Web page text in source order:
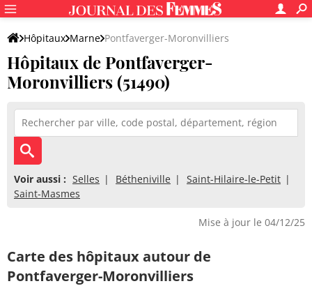
Hôpitaux Marne Pontfaverger-Moronvilliers
Hôpitaux de Pontfaverger-
Moronvilliers (51490)
Voir aussi : Selles Bétheniville
Saint-Hilaire-le-Petit
Saint-Masmes
Mise à jour le 04/12/25
Carte des hôpitaux autour de
Pontfaverger-Moronvilliers